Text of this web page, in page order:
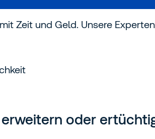
Zeit und Geld. Unsere
oder